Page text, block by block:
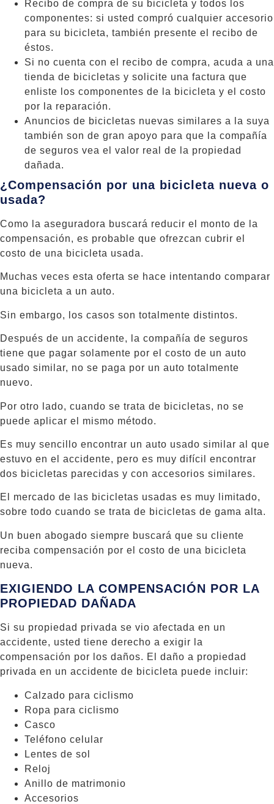
Recibo de compra de su bicicleta y todos los
componentes: si usted compró cualquier accesorio
para su bicicleta, también presente el recibo de
éstos.
Si no cuenta con el recibo de compra, acuda a una
tienda de bicicletas y solicite una factura que
enliste los componentes de la bicicleta y el costo
por la reparación.
Anuncios de bicicletas nuevas similares a la suya
también son de gran apoyo para que la compañía
de seguros vea el valor real de la propiedad
dañada.
¿Compensación por una bicicleta nueva o
usada?
Como la aseguradora buscará reducir el monto de la
compensación, es probable que ofrezcan cubrir el
costo de una bicicleta usada.
Muchas veces esta oferta se hace intentando comparar
una bicicleta a un auto.
Sin embargo, los casos son totalmente distintos.
Después de un accidente, la compañía de seguros
tiene que pagar solamente por el costo de un auto
usado similar, no se paga por un auto totalmente
nuevo.
Por otro lado, cuando se trata de bicicletas, no se
puede aplicar el mismo método.
Es muy sencillo encontrar un auto usado similar al que
estuvo en el accidente, pero es muy difícil encontrar
dos bicicletas parecidas y con accesorios similares.
El mercado de las bicicletas usadas es muy limitado,
sobre todo cuando se trata de bicicletas de gama alta.
Un buen abogado siempre buscará que su cliente
reciba compensación por el costo de una bicicleta
nueva.
EXIGIENDO LA COMPENSACIÓN POR LA
PROPIEDAD DAÑADA
Si su propiedad privada se vio afectada en un
accidente, usted tiene derecho a exigir la
compensación por los daños. El daño a propiedad
privada en un accidente de bicicleta puede incluir:
Calzado para ciclismo
Ropa para ciclismo
Casco
Teléfono celular
Lentes de sol
Reloj
Anillo de matrimonio
Accesorios